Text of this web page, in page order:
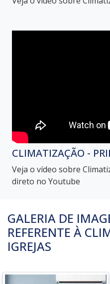
CLIMATIZAÇÃO -
Veja o vídeo sobre
direto no Youtube
GALERIA DE
REFERENTE À
IGREJAS